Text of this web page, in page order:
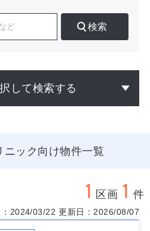
・自転車導入路からの導入、
ター降り口付近の通行量を時
ビーカー回転スペース、雨天
と患者体験が安定します。診
能な医療機関や介護・薬局と
化し、平日夜間と土曜の開庁
て取り込みやすい傾向があり
商業上層かによって集客の質
患者の来院手段と待合のピー
と面積配分を決めるのが要点
検索
して検索する
ニック向け物件一覧
1 区画 1 件
：2024/03/22 更新日：2026/08/07